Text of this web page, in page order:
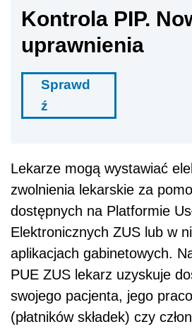
Kontrola PIP.
uprawnienia
Sprawd
ź
Lekarze mogą wystawiać
zwolnienia lekarskie za
dostępnych na Platformie
Elektronicznych ZUS lub w
aplikacjach gabinetowych.
PUE ZUS lekarz uzyskuje
swojego pacjenta, jego
(płatników składek) czy